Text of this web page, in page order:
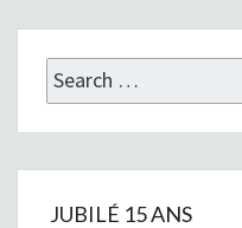
Search
for:
JUBILÉ 15 ANS